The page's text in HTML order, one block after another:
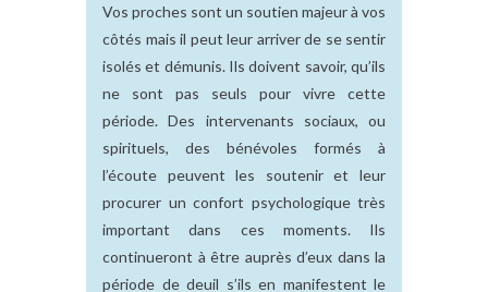
Vos proches sont un soutien majeur à vos
côtés mais il peut leur arriver de se sentir
isolés et démunis. Ils doivent savoir, qu’ils
ne sont pas seuls pour vivre cette
période. Des intervenants sociaux, ou
spirituels, des bénévoles formés à
l’écoute peuvent les soutenir et leur
procurer un confort psychologique très
important dans ces moments. Ils
continueront à être auprès d’eux dans la
période de deuil s’ils en manifestent le